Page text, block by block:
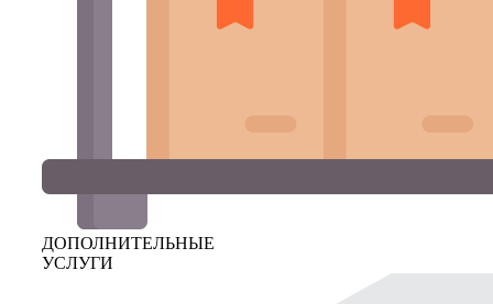
ДОПОЛНИТЕЛЬНЫЕ
УСЛУГИ